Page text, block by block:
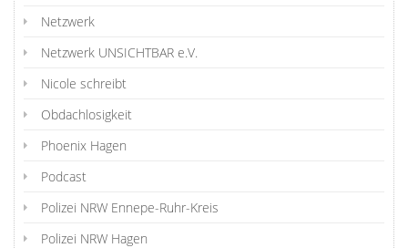
Netzwerk
Netzwerk UNSICHTBAR e.V.
Nicole schreibt
Obdachlosigkeit
Phoenix Hagen
Podcast
Polizei NRW Ennepe-Ruhr-Kreis
Polizei NRW Hagen